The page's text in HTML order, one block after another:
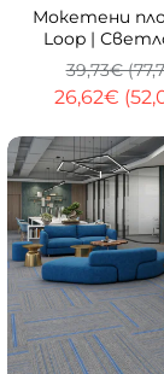
Мокетени
Loop |
26,62€
39,73€